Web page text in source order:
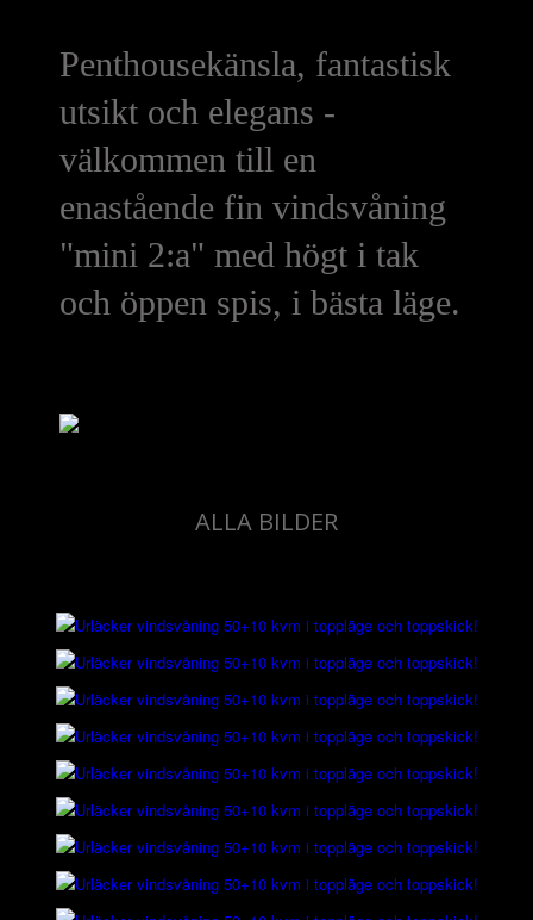
Penthousekänsla, fantastisk
utsikt och elegans -
välkommen till en
enastående fin vindsvåning
"mini 2:a" med högt i tak
och öppen spis, i bästa läge.
ALLA BILDER